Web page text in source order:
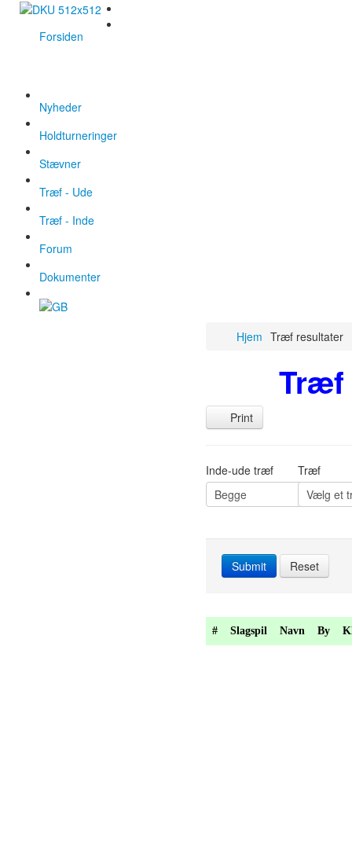
Forsiden
Nyheder
Holdturneringer
Stævner
Træf - Ude
Træf - Inde
Forum
Dokumenter
Hjem Træf resultater
Træf
Print
Inde-ude træf Træf
Submit Reset
# Slagspil Navn By